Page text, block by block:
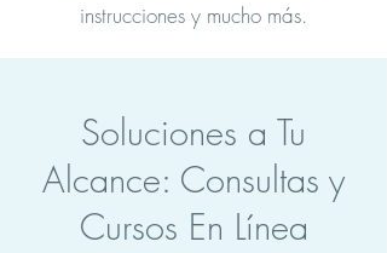
instrucciones y mucho más.
Soluciones a Tu
Alcance: Consultas y
Cursos En Línea